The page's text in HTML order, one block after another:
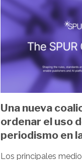
Una nueva
ordenar el uso
periodismo en
Los principales